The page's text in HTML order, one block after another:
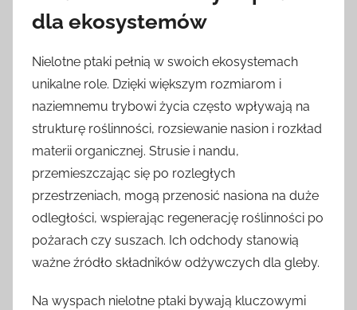
dla ekosystemów
Nielotne ptaki pełnią w swoich ekosystemach
unikalne role. Dzięki większym rozmiarom i
naziemnemu trybowi życia często wpływają na
strukturę roślinności, rozsiewanie nasion i rozkład
materii organicznej. Strusie i nandu,
przemieszczając się po rozległych
przestrzeniach, mogą przenosić nasiona na duże
odległości, wspierając regenerację roślinności po
pożarach czy suszach. Ich odchody stanowią
ważne źródło składników odżywczych dla gleby.
Na wyspach nielotne ptaki bywają kluczowymi